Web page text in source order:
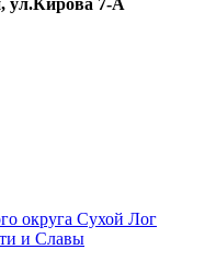
ул.Кирова 7-А
округа Сухой Лог
и Славы